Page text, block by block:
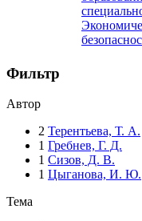
Фильтр
Автор
2 Терентьева, Т. А.
1 Гребнев, Г. Д.
1 Сизов, Д. В.
1 Цыганова, И. Ю.
Тема